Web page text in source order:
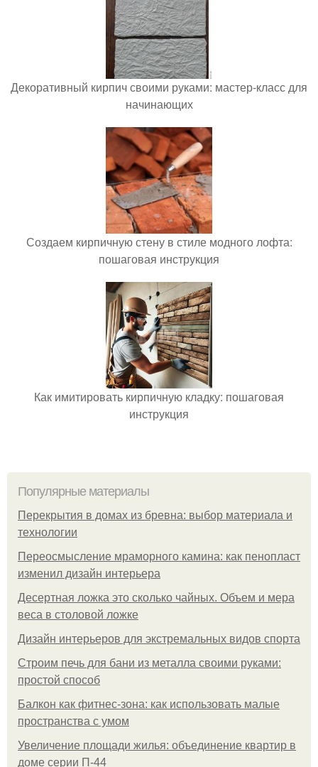
Декоративный кирпич своими руками: мастер-класс для
начинающих
Создаем кирпичную стену в стиле модного лофта:
пошаговая инструкция
Как имитировать кирпичную кладку: пошаговая
инструкция
Популярные материалы
Перекрытия в домах из бревна: выбор материала и
технологии
Переосмысление мраморного камина: как пенопласт
изменил дизайн интерьера
Десертная ложка это сколько чайных. Объем и мера
веса в столовой ложке
Дизайн интерьеров для экстремальных видов спорта
Строим печь для бани из металла своими руками:
простой способ
Балкон как фитнес-зона: как использовать малые
пространства с умом
Увеличение площади жилья: объединение квартир в
доме серии П-44